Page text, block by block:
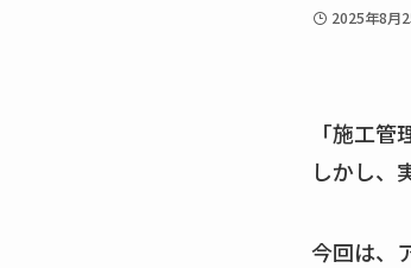
2025年8月
「施工管
しかし、
今回は、